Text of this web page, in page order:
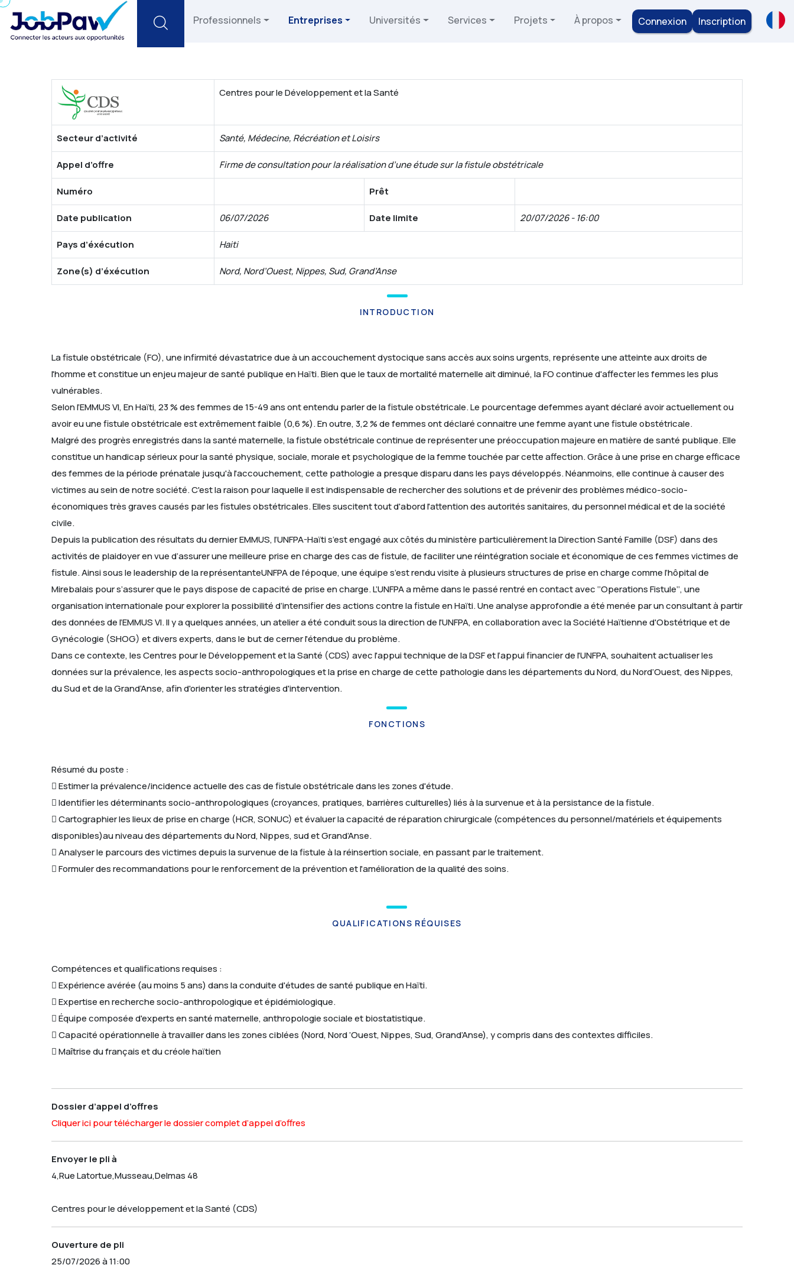
Search
Professionnels Entreprises Universités Services Projets À propos Connexion Inscription
Centres pour le Développement et la Santé
Secteur d’activité Santé, Médecine, Récréation et Loisirs
Appel d’offre Firme de consultation pour la réalisation d’une étude sur la fistule obstétricale
Numéro Prêt
Date publication 06/07/2026 Date limite 20/07/2026 - 16:00
Pays d’éxécution Haiti
Zone(s) d’éxécution Nord, Nord’Ouest, Nippes, Sud, Grand’Anse
INTRODUCTION
La fistule obstétricale (FO), une infirmité dévastatrice due à un accouchement dystocique sans accès aux soins urgents, représente une atteinte aux droits de
l'homme et constitue un enjeu majeur de santé publique en Haïti. Bien que le taux de mortalité maternelle ait diminué, la FO continue d'affecter les femmes les plus
vulnérables.
Selon l’EMMUS VI, En Haïti, 23 % des femmes de 15-49 ans ont entendu parler de la fistule obstétricale. Le pourcentage defemmes ayant déclaré avoir actuellement ou
avoir eu une fistule obstétricale est extrêmement faible (0,6 %). En outre, 3,2 % de femmes ont déclaré connaitre une femme ayant une fistule obstétricale.
Malgré des progrès enregistrés dans la santé maternelle, la fistule obstétricale continue de représenter une préoccupation majeure en matière de santé publique. Elle
constitue un handicap sérieux pour la santé physique, sociale, morale et psychologique de la femme touchée par cette affection. Grâce à une prise en charge efficace
des femmes de la période prénatale jusqu'à l'accouchement, cette pathologie a presque disparu dans les pays développés. Néanmoins, elle continue à causer des
victimes au sein de notre société. C'est la raison pour laquelle il est indispensable de rechercher des solutions et de prévenir des problèmes médico-socio-
économiques très graves causés par les fistules obstétricales. Elles suscitent tout d'abord l'attention des autorités sanitaires, du personnel médical et de la société
civile.
Depuis la publication des résultats du dernier EMMUS, l’UNFPA-Haïti s’est engagé aux côtés du ministère particulièrement la Direction Santé Famille (DSF) dans des
activités de plaidoyer en vue d’assurer une meilleure prise en charge des cas de fistule, de faciliter une réintégration sociale et économique de ces femmes victimes de
fistule. Ainsi sous le leadership de la représentanteUNFPA de l’époque, une équipe s’est rendu visite à plusieurs structures de prise en charge comme l’hôpital de
Mirebalais pour s’assurer que le pays dispose de capacité de prise en charge. L’UNFPA a même dans le passé rentré en contact avec ‘’Operations Fistule’’, une
organisation internationale pour explorer la possibilité d’intensifier des actions contre la fistule en Haïti. Une analyse approfondie a été menée par un consultant à partir
des données de l’EMMUS VI. Il y a quelques années, un atelier a été conduit sous la direction de l'UNFPA, en collaboration avec la Société Haïtienne d'Obstétrique et de
Gynécologie (SHOG) et divers experts, dans le but de cerner l'étendue du problème.
Dans ce contexte, les Centres pour le Développement et la Santé (CDS) avec l'appui technique de la DSF et l’appui financier de l'UNFPA, souhaitent actualiser les
données sur la prévalence, les aspects socio-anthropologiques et la prise en charge de cette pathologie dans les départements du Nord, du Nord’Ouest, des Nippes,
du Sud et de la Grand’Anse, afin d'orienter les stratégies d'intervention.
FONCTIONS
Résumé du poste :
 Estimer la prévalence/incidence actuelle des cas de fistule obstétricale dans les zones d'étude.
 Identifier les déterminants socio-anthropologiques (croyances, pratiques, barrières culturelles) liés à la survenue et à la persistance de la fistule.
 Cartographier les lieux de prise en charge (HCR, SONUC) et évaluer la capacité de réparation chirurgicale (compétences du personnel/matériels et équipements
disponibles)au niveau des départements du Nord, Nippes, sud et Grand’Anse.
 Analyser le parcours des victimes depuis la survenue de la fistule à la réinsertion sociale, en passant par le traitement.
 Formuler des recommandations pour le renforcement de la prévention et l'amélioration de la qualité des soins.
QUALIFICATIONS RÉQUISES
Compétences et qualifications requises :
 Expérience avérée (au moins 5 ans) dans la conduite d'études de santé publique en Haïti.
 Expertise en recherche socio-anthropologique et épidémiologique.
 Équipe composée d'experts en santé maternelle, anthropologie sociale et biostatistique.
 Capacité opérationnelle à travailler dans les zones ciblées (Nord, Nord ’Ouest, Nippes, Sud, Grand’Anse), y compris dans des contextes difficiles.
 Maîtrise du français et du créole haïtien
Dossier d’appel d’offres
Cliquer ici pour télécharger le dossier complet d’appel d’offres
Envoyer le pli à
4,Rue Latortue,Musseau,Delmas 48
Centres pour le développement et la Santé (CDS)
Ouverture de pli
25/07/2026 à 11:00